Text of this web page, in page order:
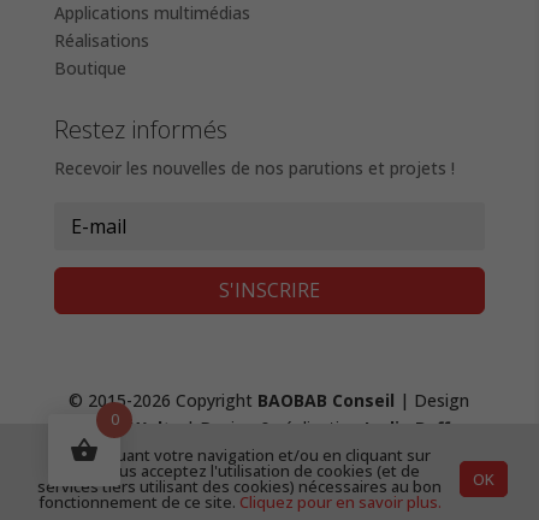
Applications multimédias
Réalisations
Boutique
Restez informés
Recevoir les nouvelles de nos parutions et projets !
S'INSCRIRE
© 2015-2026 Copyright BAOBAB Conseil | Design
Fanny Waltz
| Design & réalisation Lydie Boffy
création de site web|Mentions Légales &
Confidentialité|CGV
0
En continuant votre navigation et/ou en cliquant sur
"OK", vous acceptez l'utilisation de cookies (et de
services tiers utilisant des cookies) nécessaires au bon
fonctionnement de ce site. Cliquez pour en savoir plus.
OK